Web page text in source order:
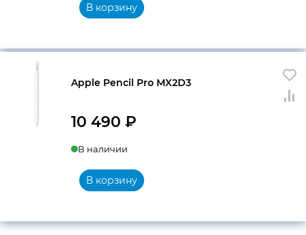
В корзину
Apple Pencil Pro MX2D3
10 490 ₽
В наличии
В корзину